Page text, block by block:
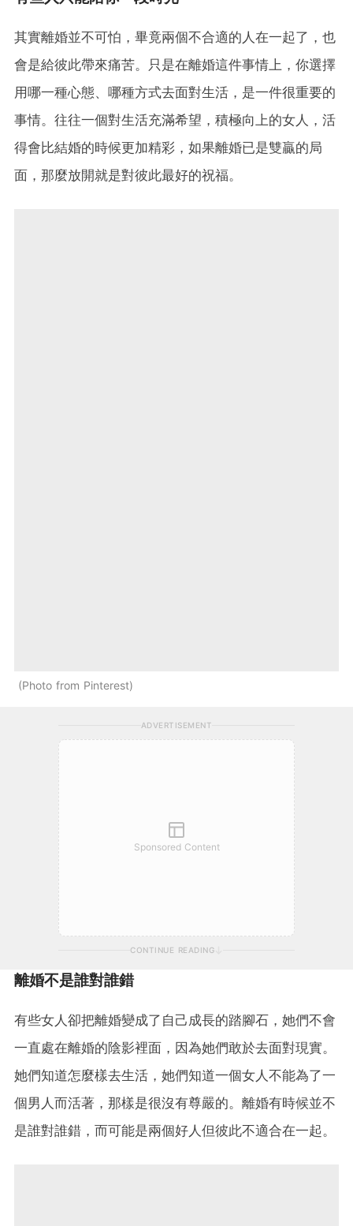
其實離婚並不可怕，畢竟兩個不合適的人在一起了，也
會是給彼此帶來痛苦。只是在離婚這件事情上，你選擇
用哪一種心態、哪種方式去面對生活，是一件很重要的
事情。往往一個對生活充滿希望，積極向上的女人，活
得會比結婚的時候更加精彩，如果離婚已是雙贏的局
面，那麼放開就是對彼此最好的祝福。
Photo from Pinterest
ADVERTISEMENT
Sponsored Content
CONTINUE READING
離婚不是誰對誰錯
有些女人卻把離婚變成了自己成長的踏腳石，她們不會
一直處在離婚的陰影裡面，因為她們敢於去面對現實。
她們知道怎麼樣去生活，她們知道一個女人不能為了一
個男人而活著，那樣是很沒有尊嚴的。離婚有時候並不
是誰對誰錯，而可能是兩個好人但彼此不適合在一起。